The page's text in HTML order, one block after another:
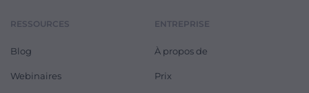
RESSOURCES
Blog
Webinaires
ENTREPRISE
À propos de
Prix